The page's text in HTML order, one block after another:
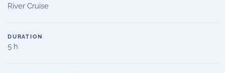
River Cruise
DURATION
5 h